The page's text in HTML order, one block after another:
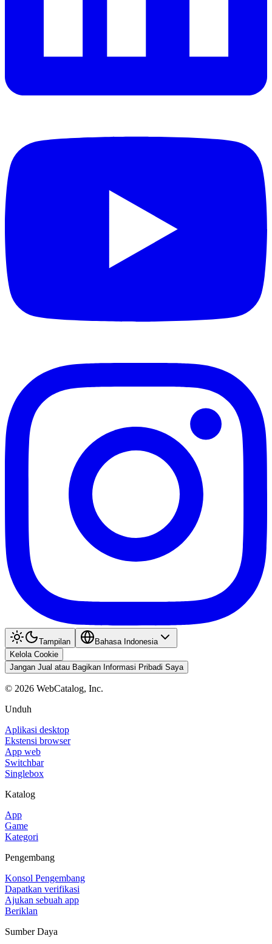
Tampilan
Bahasa Indonesia
Kelola Cookie
Jangan Jual atau Bagikan Informasi Pribadi Saya
© 2026 WebCatalog, Inc.
Unduh
Aplikasi desktop
Ekstensi browser
App web
Switchbar
Singlebox
Katalog
App
Game
Kategori
Pengembang
Konsol Pengembang
Dapatkan verifikasi
Ajukan sebuah app
Beriklan
Sumber Daya